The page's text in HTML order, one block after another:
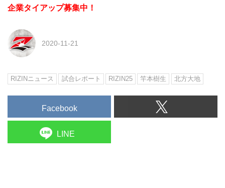
企業タイアップ募集中！
2020-11-21
RIZINニュース 試合レポート RIZIN25 竿本樹生 北方大地
Facebook
LINE